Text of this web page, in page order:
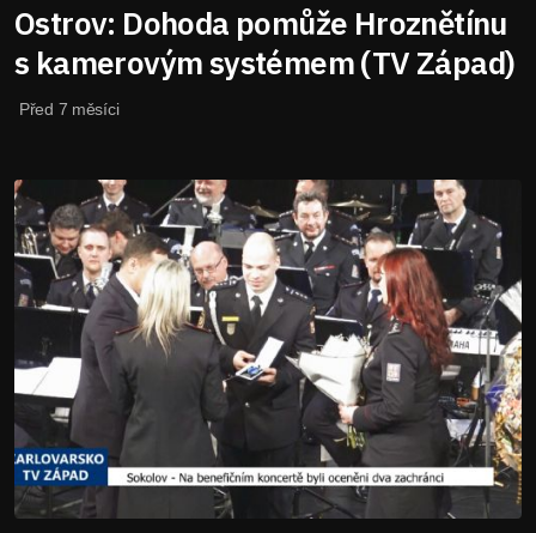
Ostrov: Dohoda pomůže Hroznětínu
s kamerovým systémem (TV Západ)
Před 7 měsíci